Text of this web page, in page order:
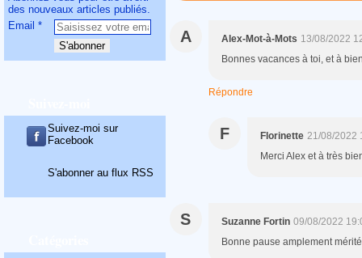
des nouveaux articles publiés.
Email
Suivez-moi sur
Facebook
S'abonner au flux RSS
A Alex-Mot-à-Mots 13/08/2022
Bonnes vacances à toi, et à
Répondre
F Florinette 21/08/2022
Merci Alex et à très
S Suzanne Fortin 09/08/2022
Bonne pause amplement